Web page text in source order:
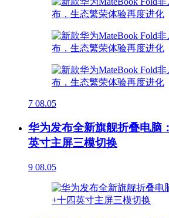
7 08.05
华为发布全新旗舰折叠电脑
英寸主屏三模切换
9 08.05